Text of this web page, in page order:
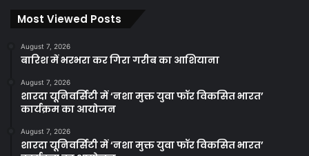
Most Viewed Posts
August 7, 2026
बारिश में भरभरा कर गिरा गरीब का आशियाना
August 7, 2026
शारदा यूनिवर्सिटी में ‘नशा मुक्त युवा फॉर विकसित भारत’
कार्यक्रम का आयोजन
August 7, 2026
शारदा यूनिवर्सिटी में ‘नशा मुक्त युवा फॉर विकसित भारत’